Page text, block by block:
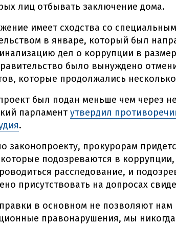
лиц отбывать заключение дома.
имеет сходства со
в январе, который был
дел о коррупции в
было вынуждено
которые продолжались
был подан меньше чем через
парламент утвердил
.
законопроекту, прокурорам
подозреваются в
расследование, и
присутствовать на допросах
в основном не позволяют нам
правонарушения, мы